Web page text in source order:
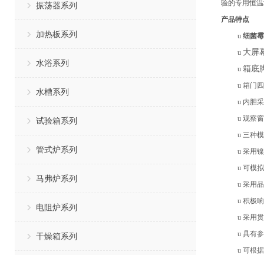
振荡器系列
加热板系列
水浴系列
水槽系列
试验箱系列
管式炉系列
马弗炉系列
电阻炉系列
干燥箱系列
验的专用恒
产品特点
u 细菌
u 大屏
u 箱底
u 箱门
u 内胆
u 观察
u 三种
u 采用
u 可模
u 采用
u 积极
u 采用
u 具有
u 可根